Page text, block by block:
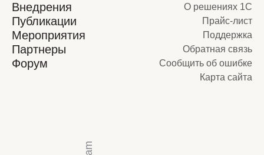
Внедрения
Публикации
Мероприятия
Партнеры
Форум
О решениях 1С
Прайс-лист
Поддержка
Обратная связь
Сообщить об ошибке
Карта сайта